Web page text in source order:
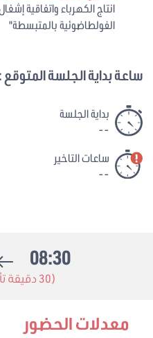
انتاج الكهرباء واتفاقية
الفولطاضوئية بالمتبسطة"
ساعة بداية الجلسة المتوقع :
بداية الجلسة
--
ساعات التاخير
--
08:30
(30 دقيقة تأخير)
معدلات الحضور